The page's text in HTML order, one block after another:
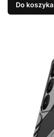
Do koszyka